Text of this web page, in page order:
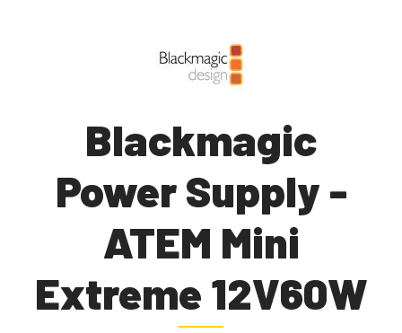
Blackmagic
Power Supply -
ATEM Mini
Extreme 12V60W